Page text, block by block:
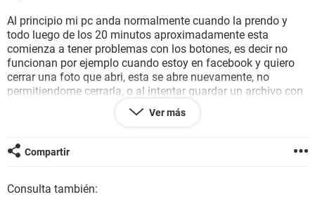
Al principio mi pc anda normalmente cuando la prendo y
todo luego de los 20 minutos aproximadamente esta
comienza a tener problemas con los botones, es decir no
funcionan por ejemplo cuando estoy en facebook y quiero
cerrar una foto que abri, esta se abre nuevamente, no
permitiendome cerrarla, o al intentar guardar un archivo con
el boton "guardar" no puedo. Otro ejemplo al intentar volver
atras desde el navegador a una pagina no puedo queda en
Ya probe pasando el Malware Bytes y el antivirus, pero esto
Desde ya les agradezco su ayuda.
Ver más
Compartir
Consulta también: